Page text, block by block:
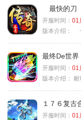
最快的刀
开服时间： 01
版本介绍：
最终De世界
开服时间： 01
版本介绍： 耐
１７６复古
开服时间： 01